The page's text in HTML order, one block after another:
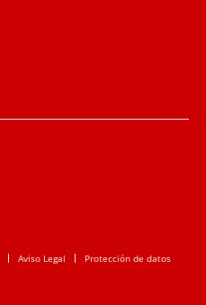
Aviso Legal Protección de datos